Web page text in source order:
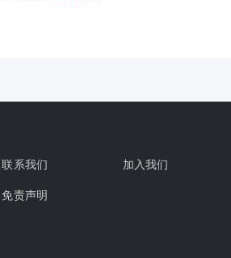
联系我们
加入我们
免责声明